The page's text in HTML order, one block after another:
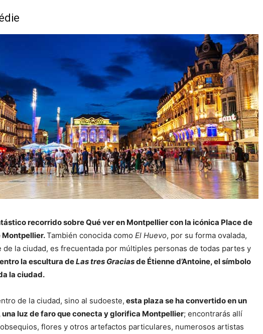
recorrido sobre Qué ver en Montpellier con la icónica Place de
Montpellier.También conocida como El Huevo, por su forma ovalada,
de la ciudad, es frecuentada por múltiples personas de todas partes y
la escultura deLas tres Graciasde Étienne d’Antoine, el símbolo
la ciudad.
de la ciudad, sino al sudoeste, esta plaza se ha convertido en un
luz de faro que conecta y glorifica Montpellier; encontrarás allí
flores y otros artefactos particulares, numerosos artistas